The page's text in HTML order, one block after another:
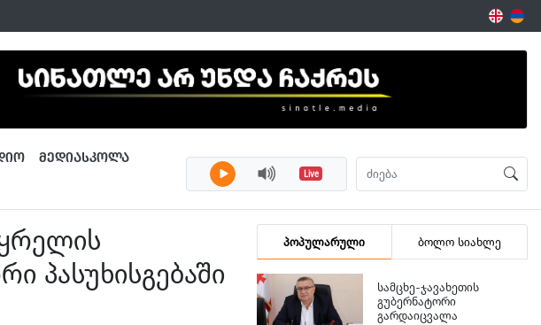
ᲛᲔᲓᲘᲐᲡᲙᲝᲚᲐ
Live
პასუხისგებაში
პოპულარული ბოლო სიახლე
ᲡᲐᲛᲪᲮᲔ-ᲯᲐᲕᲐᲮᲔᲗᲘᲡ
ᲒᲣᲑᲔᲠᲜᲐᲢᲝᲠᲘ
ᲒᲐᲠᲓᲐᲘᲪᲕᲐᲚᲐ